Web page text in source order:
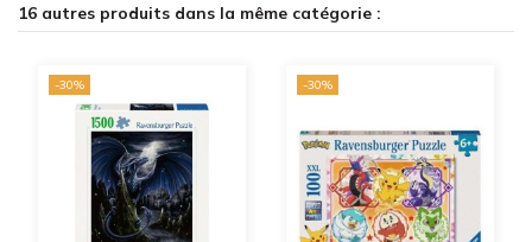
16 autres produits dans la même catégorie :
-30% -30%